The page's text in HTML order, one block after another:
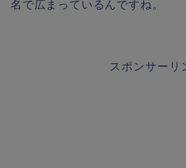
名で広まっているんですね。
スポンサーリ